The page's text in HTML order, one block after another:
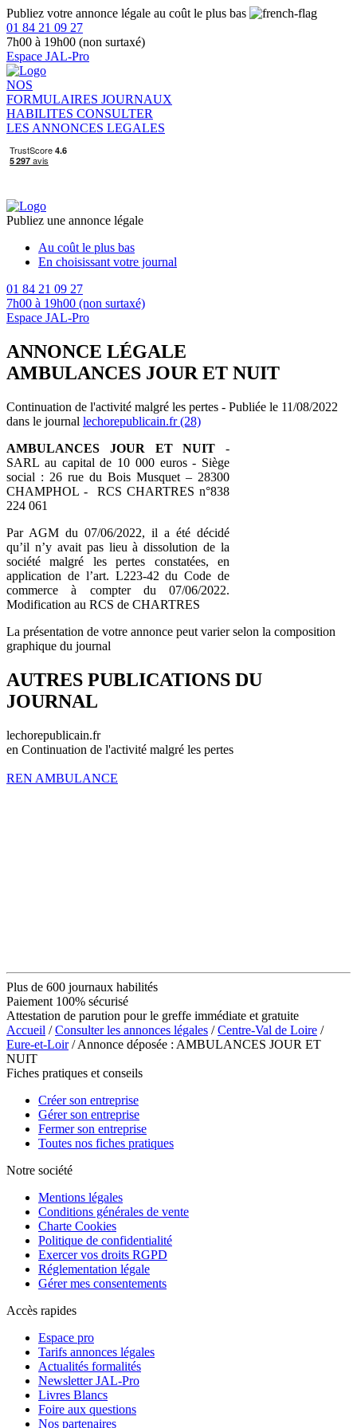
Publiez votre annonce légale au coût le plus bas
01 84 21 09 27
7h00 à 19h00 (non surtaxé)
Espace JAL-Pro
NOS
FORMULAIRES JOURNAUX
HABILITES CONSULTER
LES ANNONCES LEGALES
Publiez une annonce légale
Au coût le plus bas
En choisissant votre journal
01 84 21 09 27
7h00 à 19h00 (non surtaxé)
Espace JAL-Pro
ANNONCE LÉGALE
AMBULANCES JOUR ET NUIT
Continuation de l'activité malgré les pertes - Publiée le 11/08/2022
dans le journal lechorepublicain.fr (28)
AMBULANCES JOUR ET NUIT -
SARL au capital de 10 000 euros - Siège
social : 26 rue du Bois Musquet – 28300
CHAMPHOL - RCS CHARTRES n°838
224 061
Par AGM du 07/06/2022, il a été décidé
qu’il n’y avait pas lieu à dissolution de la
société malgré les pertes constatées, en
application de l’art. L223-42 du Code de
commerce à compter du 07/06/2022.
Modification au RCS de CHARTRES
La présentation de votre annonce peut varier selon la composition
graphique du journal
AUTRES PUBLICATIONS DU
JOURNAL
lechorepublicain.fr
en Continuation de l'activité malgré les pertes
REN AMBULANCE
Plus de 600 journaux habilités
Paiement 100% sécurisé
Attestation de parution pour le greffe immédiate et gratuite
Accueil /Consulter les annonces légales /Centre-Val de Loire /
Eure-et-Loir/ Annonce déposée : AMBULANCES JOUR ET
NUIT
Fiches pratiques et conseils
Créer son entreprise
Gérer son entreprise
Fermer son entreprise
Toutes nos fiches pratiques
Notre société
Mentions légales
Conditions générales de vente
Charte Cookies
Politique de confidentialité
Exercer vos droits RGPD
Réglementation légale
Gérer mes consentements
Accès rapides
Espace pro
Tarifs annonces légales
Actualités formalités
Newsletter JAL-Pro
Livres Blancs
Foire aux questions
Nos partenaires